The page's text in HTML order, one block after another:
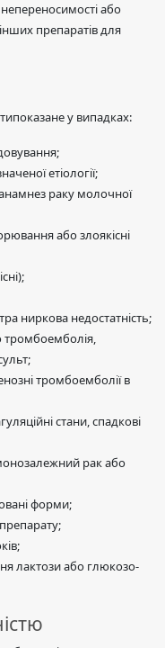
або
препаратів для
у випадках:
етіології;
раку молочної
або злоякісні
ниркова недостатність;
тромбоемболія,
тромбоемболії в
стани, спадкові
рак або
форми;
лактози або глюкозо-